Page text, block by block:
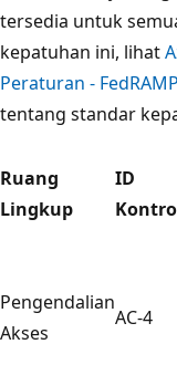
tersedia untuk
kepatuhan ini, lihat
Peraturan -
tentang standar
Ruang
Lingkup
ID
Pengendalian
Akses
AC-4